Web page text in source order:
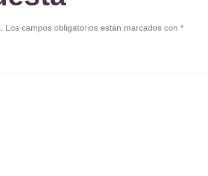
Los campos obligatorios están marcados con *